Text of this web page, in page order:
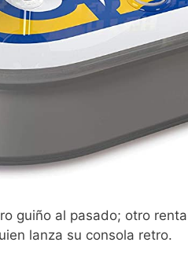
guiño al pasado; otro
lanza su consola retro.